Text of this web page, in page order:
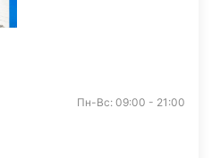
Пн-Вс: 09:00 - 21:00